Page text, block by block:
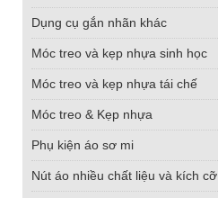
Dụng cụ gắn nhãn khác
Móc treo và kẹp nhựa sinh học
Móc treo và kẹp nhựa tái chế
Móc treo & Kẹp nhựa
Phụ kiện áo sơ mi
Nút áo nhiều chất liệu và kích cỡ